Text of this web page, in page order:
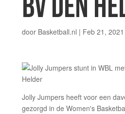
BV DEN
door Basketball.nl | Feb 21, 2021
Jolly Jumpers heeft voor een
gezorgd in de Women's